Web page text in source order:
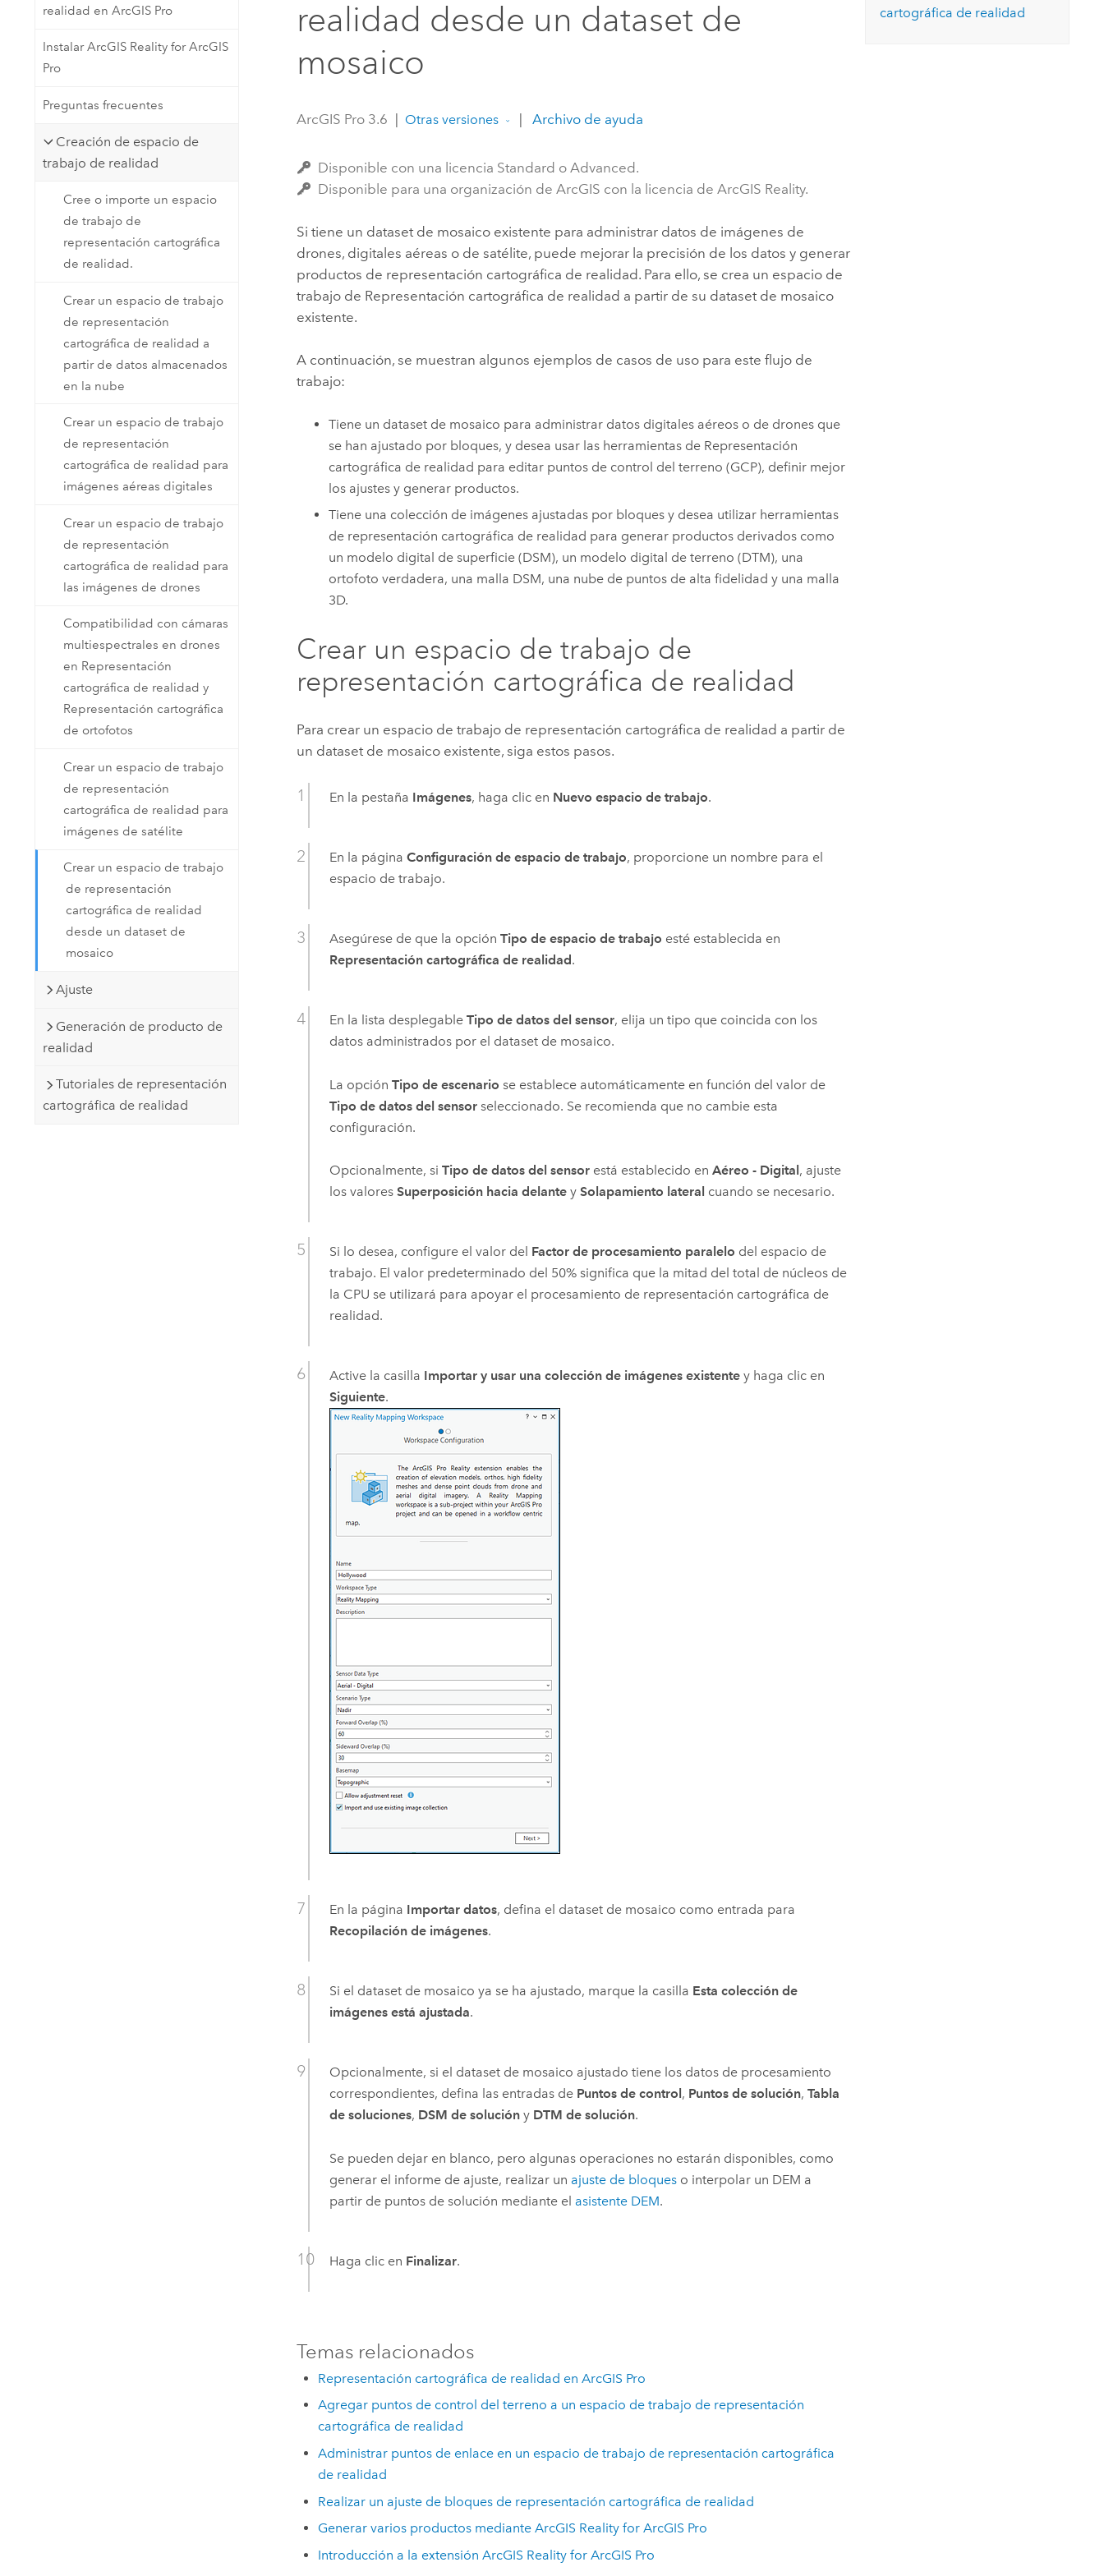
Crear aplicaciones de
Todos los productos
Explorar ArcGIS Pro
Recursos Naturales
Todos los sectores
Explorar la gestión de infraestructuras Leer la historia
realidad en ArcGIS Pro
Instalar ArcGIS Reality for ArcGIS
Pro
Preguntas frecuentes
Creación de espacio de
trabajo de realidad
Cree o importe un espacio
de trabajo de
representación cartográfica
de realidad.
Crear un espacio de trabajo
de representación
cartográfica de realidad a
partir de datos almacenados
en la nube
Crear un espacio de trabajo
de representación
cartográfica de realidad para
imágenes aéreas digitales
Crear un espacio de trabajo
de representación
cartográfica de realidad para
las imágenes de drones
Compatibilidad con cámaras
multiespectrales en drones
en Representación
cartográfica de realidad y
Representación cartográfica
de ortofotos
Crear un espacio de trabajo
de representación
cartográfica de realidad para
imágenes de satélite
Crear un espacio de trabajo
de representación
cartográfica de realidad
desde un dataset de
mosaico
Ajuste
Generación de producto de
realidad
Tutoriales de representación
cartográfica de realidad
realidad desde un dataset de
mosaico
ArcGIS Pro 3.6 Otras versiones Archivo de ayuda
Disponible con una licencia Standard o Advanced.
Disponible para una organización de ArcGIS con la licencia de ArcGIS Reality.
Si tiene un dataset de mosaico existente para administrar datos de imágenes de
drones, digitales aéreas o de satélite, puede mejorar la precisión de los datos y generar
productos de representación cartográfica de realidad. Para ello, se crea un espacio de
trabajo de Representación cartográfica de realidad a partir de su dataset de mosaico
existente.
A continuación, se muestran algunos ejemplos de casos de uso para este flujo de
trabajo:
Tiene un dataset de mosaico para administrar datos digitales aéreos o de drones que
se han ajustado por bloques, y desea usar las herramientas de Representación
cartográfica de realidad para editar puntos de control del terreno (GCP), definir mejor
los ajustes y generar productos.
Tiene una colección de imágenes ajustadas por bloques y desea utilizar herramientas
de representación cartográfica de realidad para generar productos derivados como
un modelo digital de superficie (DSM), un modelo digital de terreno (DTM), una
ortofoto verdadera, una malla DSM, una nube de puntos de alta fidelidad y una malla
3D.
Crear un espacio de trabajo de
representación cartográfica de realidad
Para crear un espacio de trabajo de representación cartográfica de realidad a partir de
un dataset de mosaico existente, siga estos pasos.
En la pestaña Imágenes, haga clic en Nuevo espacio de trabajo.
En la páginaConfiguración de espacio de trabajo, proporcione un nombre para el
espacio de trabajo.
Asegúrese de que la opciónTipo de espacio de trabajo esté establecida en
Representación cartográfica de realidad.
En la lista desplegableTipo de datos del sensor, elija un tipo que coincida con los
datos administrados por el dataset de mosaico.
La opciónTipo de escenario se establece automáticamente en función del valor de
Tipo de datos del sensor seleccionado. Se recomienda que no cambie esta
configuración.
Opcionalmente, siTipo de datos del sensor está establecido enAéreo - Digital, ajuste
los valoresSuperposición hacia delante ySolapamiento lateral cuando se necesario.
Si lo desea, configure el valor del Factor de procesamiento paralelo del espacio de
trabajo. El valor predeterminado del 50% significa que la mitad del total de núcleos de
la CPU se utilizará para apoyar el procesamiento de representación cartográfica de
realidad.
Active la casilla Importar y usar una colección de imágenes existente y haga clic en
Siguiente.
En la página Importar datos, defina el dataset de mosaico como entrada para
Recopilación de imágenes.
Si el dataset de mosaico ya se ha ajustado, marque la casilla Esta colección de
imágenes está ajustada.
Opcionalmente, si el dataset de mosaico ajustado tiene los datos de procesamiento
correspondientes, defina las entradas de Puntos de control , Puntos de solución,Tabla
de soluciones, DSM de solución y DTM de solución.
Se pueden dejar en blanco, pero algunas operaciones no estarán disponibles, como
generar el informe de ajuste, realizar un ajuste de bloques o interpolar un DEM a
partir de puntos de solución mediante el asistente DEM.
Haga clic en Finalizar.
Temas relacionados
Representación cartográfica de realidad en ArcGIS Pro
Agregar puntos de control del terreno a un espacio de trabajo de representación
cartográfica de realidad
Administrar puntos de enlace en un espacio de trabajo de representación cartográfica
de realidad
Realizar un ajuste de bloques de representación cartográfica de realidad
Generar varios productos mediante ArcGIS Reality for ArcGIS Pro
Introducción a la extensión ArcGIS Reality for ArcGIS Pro
cartográfica de realidad